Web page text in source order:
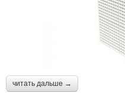
читать дальше →